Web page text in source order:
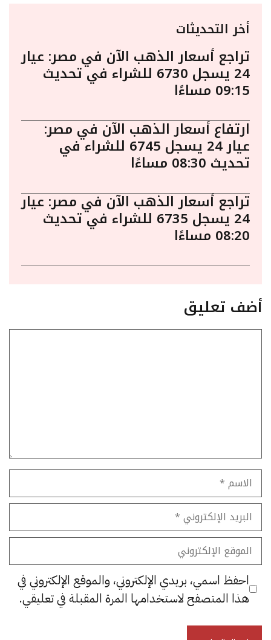
أخر التحديثات
تراجع أسعار الذهب الآن في مصر: عيار
24 يسجل 6730 للشراء في تحديث
09:15 مساءًا
ارتفاع أسعار الذهب الآن في مصر:
عيار 24 يسجل 6745 للشراء في
تحديث 08:30 مساءًا
تراجع أسعار الذهب الآن في مصر: عيار
24 يسجل 6735 للشراء في تحديث
08:20 مساءًا
أضف تعليق
الاسم
البريد
الإلكتروني
الموقع
الإلكتروني
احفظ اسمي، بريدي الإلكتروني، والموقع الإلكتروني في
هذا المتصفح لاستخدامها المرة المقبلة في تعليقي.